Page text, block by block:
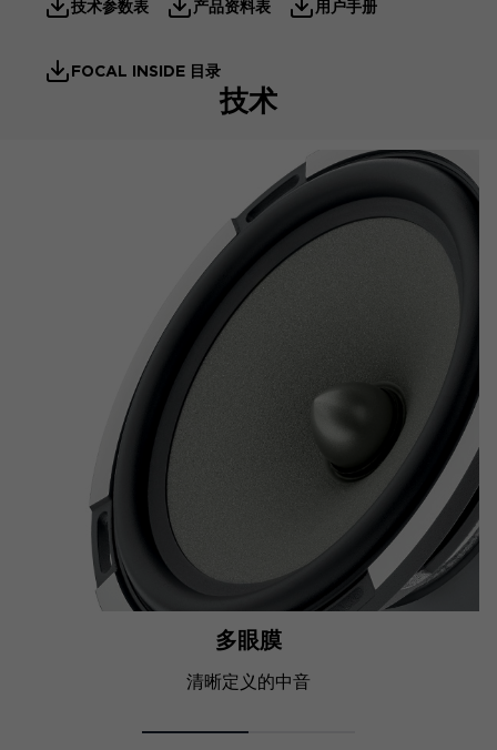
技术参数表 产品资料表 用户手册
FOCAL INSIDE 目录
技术
多眼膜
清晰定义的中音